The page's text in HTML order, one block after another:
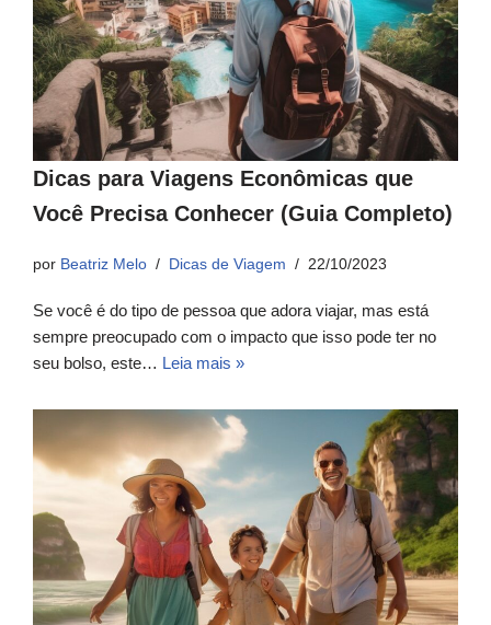
Dicas para Viagens Econômicas que
Você Precisa Conhecer (Guia Completo)
por Beatriz Melo Dicas de Viagem 22/10/2023
Se você é do tipo de pessoa que adora viajar, mas está
sempre preocupado com o impacto que isso pode ter no
seu bolso, este… Leia mais »